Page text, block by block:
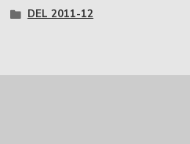
DEL 2011-12